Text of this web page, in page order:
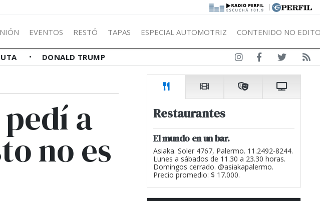
|
EVENTOS RESTÓ TAPAS ESPECIAL AUTOMOTRIZ CONTENIDO NO
DONALD TRUMP
a
no es
Restaurantes
El mundo en un bar.
Asiaka. Soler 4767, Palermo. 11.2492-8244.
Lunes a sábados de 11.30 a 23.30 horas.
Domingos cerrado. @asiakapalermo.
Precio promedio: $ 17.000.